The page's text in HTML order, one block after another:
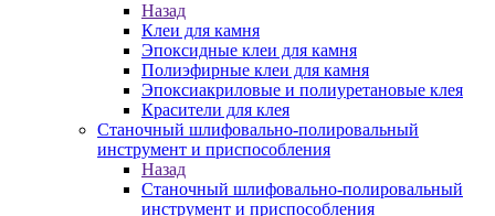
Назад
Клеи для камня
Эпоксидные клеи для камня
Полиэфирные клеи для камня
Эпоксиакриловые и полиуретановые клея
Красители для клея
Станочный шлифовально-полировальный
инструмент и приспособления
Назад
Станочный шлифовально-полировальный
инструмент и приспособления